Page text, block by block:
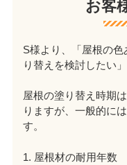
お客
S様より、「屋根の
り替えを検討したい
屋根の塗り替え時期
りますが、一般的に
す。
1. 屋根材の耐用年数